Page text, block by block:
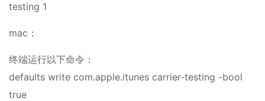
testing 1
mac：
终端运行以下命令：
defaults write com.apple.itunes carrier-testing -bool
true